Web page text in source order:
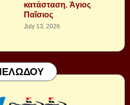
κατάσταση. Ἁγιος
Παΐσιος
July 13, 2026